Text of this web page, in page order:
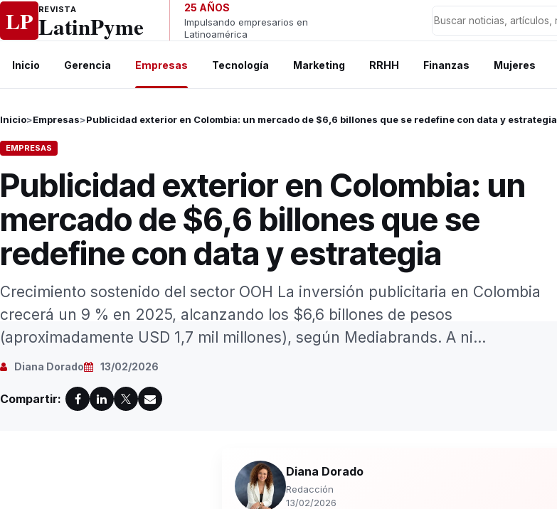
Ir al contenido
LP REVISTA
LatinPyme
25 AÑOS
Impulsando empresarios en
Latinoamérica
Inicio Gerencia Empresas Tecnología Marketing RRHH Finanzas Mujeres
Inicio>Empresas>Publicidad exterior en Colombia: un mercado de $6,6 billones que se redefine con data y estrategia
EMPRESAS
Publicidad exterior en Colombia: un
mercado de $6,6 billones que se
redefine con data y estrategia
Crecimiento sostenido del sector OOH La inversión publicitaria en Colombia
crecerá un 9 % en 2025, alcanzando los $6,6 billones de pesos
(aproximadamente USD 1,7 mil millones), según Mediabrands. A ni...
Diana Dorado 13/02/2026
Compartir:
Diana Dorado
Redacción
13/02/2026